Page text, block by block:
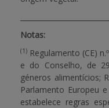
Notas:
(1) Regulamento (CE)
e do Conselho, de
géneros alimentícios;
Parlamento Europeu
estabelece regras